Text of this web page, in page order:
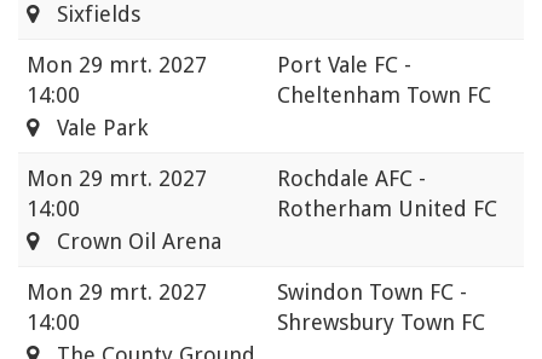
Sixfields
Mon 29 mrt. 2027
14:00
Port Vale FC -
Cheltenham Town FC
Vale Park
Mon 29 mrt. 2027
14:00
Rochdale AFC -
Rotherham United FC
Crown Oil Arena
Mon 29 mrt. 2027
14:00
Swindon Town FC -
Shrewsbury Town FC